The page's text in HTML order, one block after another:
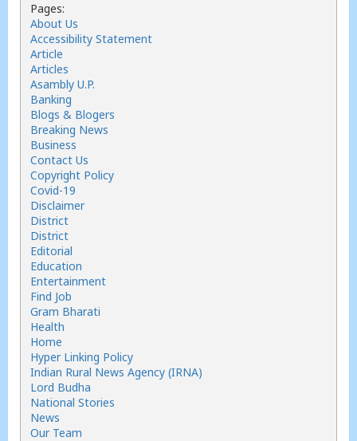
Pages:
About Us
Accessibility Statement
Article
Articles
Asambly U.P.
Banking
Blogs & Blogers
Breaking News
Business
Contact Us
Copyright Policy
Covid-19
Disclaimer
District
District
Editorial
Education
Entertainment
Find Job
Gram Bharati
Health
Home
Hyper Linking Policy
Indian Rural News Agency (IRNA)
Lord Budha
National Stories
News
Our Team